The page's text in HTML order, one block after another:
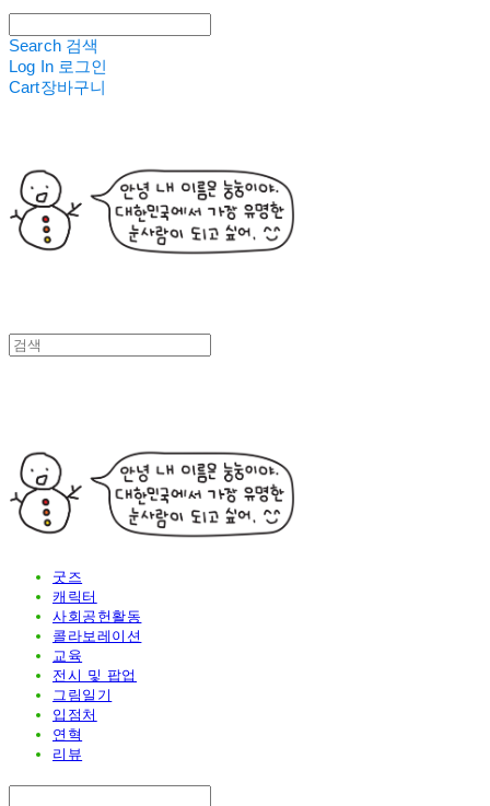
Search 검색
Log In 로그인
Cart장바구니
굿즈
캐릭터
사회공헌활동
콜라보레이션
교육
전시 및 팝업
그림일기
입점처
연혁
리뷰